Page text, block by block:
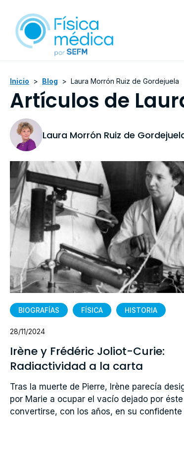
Inicio > Blog > Laura Morrón Ruiz de Gordejuela
Artículos de
Laura Morrón Ruiz de
BIOGRAFÍAS FÍSICA HISTORIA
28/11/2024
Irène y Frédéric Joliot-Curie:
Radiactividad a la carta
Tras la muerte de Pierre, Irène parecía
por Marie a ocupar el vacío dejado por
convertirse, con los años, en su